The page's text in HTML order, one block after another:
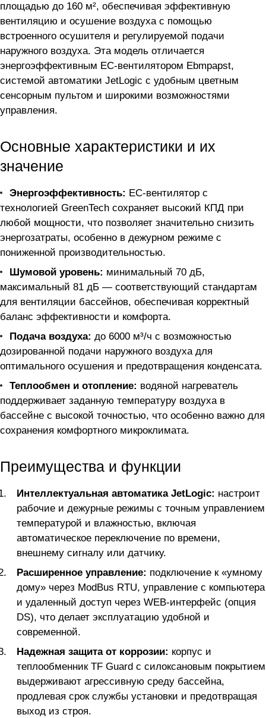
площадью до 160 м², обеспечивая эффективную
вентиляцию и осушение воздуха с помощью
встроенного осушителя и регулируемой подачи
наружного воздуха. Эта модель отличается
энергоэффективным EC-вентилятором Ebmpapst,
системой автоматики JetLogic с удобным цветным
сенсорным пультом и широкими возможностями
управления.
Основные характеристики и их
значение
Энергоэффективность: EC-вентилятор с
технологией GreenTech сохраняет высокий КПД при
любой мощности, что позволяет значительно снизить
энергозатраты, особенно в дежурном режиме с
пониженной производительностью.
Шумовой уровень: минимальный 70 дБ,
максимальный 81 дБ — соответствующий стандартам
для вентиляции бассейнов, обеспечивая корректный
баланс эффективности и комфорта.
Подача воздуха: до 6000 м³/ч с возможностью
дозированной подачи наружного воздуха для
оптимального осушения и предотвращения конденсата.
Теплообмен и отопление: водяной нагреватель
поддерживает заданную температуру воздуха в
бассейне с высокой точностью, что особенно важно для
сохранения комфортного микроклимата.
Преимущества и функции
Интеллектуальная автоматика JetLogic: настроит
рабочие и дежурные режимы с точным управлением
температурой и влажностью, включая
автоматическое переключение по времени,
внешнему сигналу или датчику.
Расширенное управление: подключение к «умному
дому» через ModBus RTU, управление с компьютера
и удаленный доступ через WEB-интерфейс (опция
DS), что делает эксплуатацию удобной и
современной.
Надежная защита от коррозии: корпус и
теплообменник TF Guard с силоксановым покрытием
выдерживают агрессивную среду бассейна,
продлевая срок службы установки и предотвращая
выход из строя.